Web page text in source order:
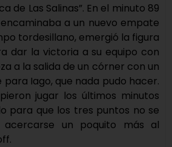
de Las Salinas”. En el minuto 89
a un nuevo empate
tordesillano, emergió la figura
dar la victoria a su equipo con
a la salida de un córner con un
Iago, que nada pudo hacer.
jugar los últimos minutos
para que los tres puntos no se
un poquito más al